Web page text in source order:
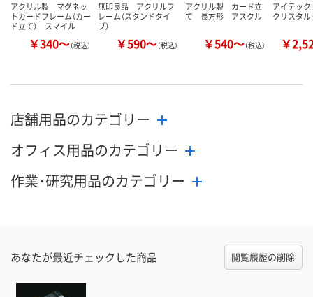
アクリル製 マグネッ
トカードフレーム（カー
ド立て） スマイル
￥340～（税込）
無印良品 アクリルフ
レーム（スタンドタイ
プ）
￥590～（税込）
アクリル製 カード立
て 長方形 アスクル
￥540～（税込）
アイテッ
クリスタル
￥
店舗用品のカテゴリー
オフィス用品のカテゴリー
作業・研究用品のカテゴリー
あなたが最近チェックした商品 閲覧履歴の削除